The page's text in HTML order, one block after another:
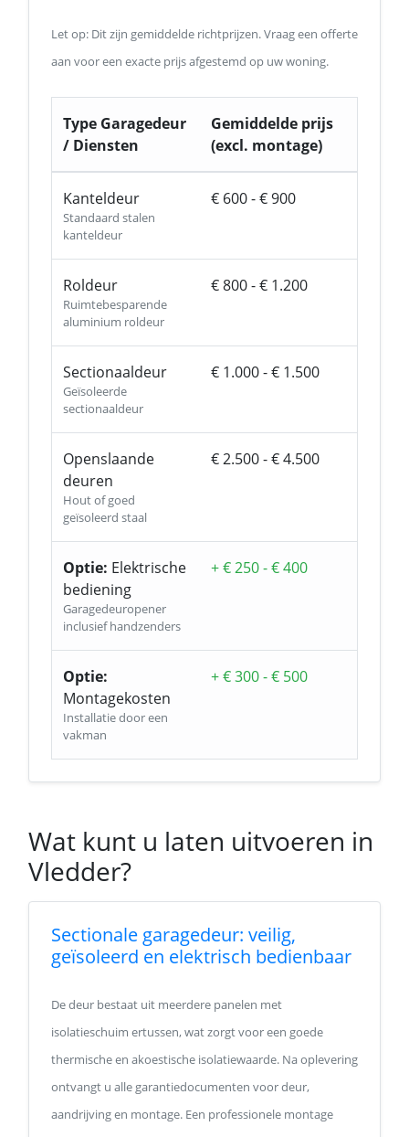
Let op: Dit zijn gemiddelde richtprijzen. Vraag een offerte
aan voor een exacte prijs afgestemd op uw woning.
Type Garagedeur
/ Diensten
Gemiddelde prijs
(excl. montage)
Kanteldeur
Standaard stalen
kanteldeur
€ 600 - € 900
Roldeur
Ruimtebesparende
aluminium roldeur
€ 800 - € 1.200
Sectionaaldeur
Geïsoleerde
sectionaaldeur
€ 1.000 - € 1.500
Openslaande
deuren
Hout of goed
geïsoleerd staal
€ 2.500 - € 4.500
Optie: Elektrische
bediening
Garagedeuropener
inclusief handzenders
+ € 250 - € 400
Optie:
Montagekosten
Installatie door een
vakman
+ € 300 - € 500
Wat kunt u laten uitvoeren in
Vledder?
Sectionale garagedeur: veilig,
geïsoleerd en elektrisch bedienbaar
De deur bestaat uit meerdere panelen met
isolatieschuim ertussen, wat zorgt voor een goede
thermische en akoestische isolatiewaarde. Na oplevering
ontvangt u alle garantiedocumenten voor deur,
aandrijving en montage. Een professionele montage